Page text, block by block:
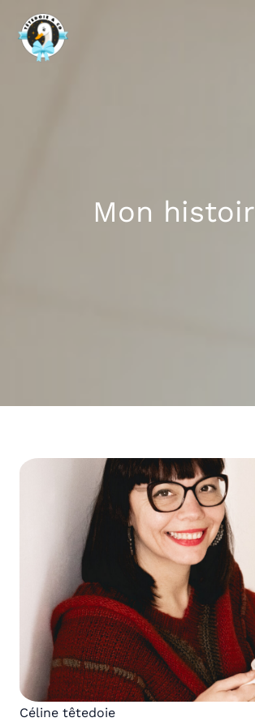
contenu
Mon
Céline têtedoie